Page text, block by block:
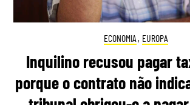
ECONOMIA , EUROPA
Inquilino recusou pagar
porque o contrato não